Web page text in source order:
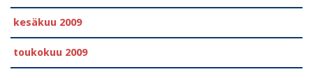
kesäkuu 2009
toukokuu 2009